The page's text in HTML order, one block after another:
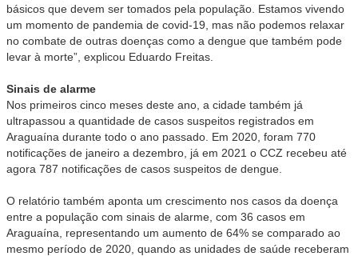
básicos que devem ser tomados pela população. Estamos vivendo
um momento de pandemia de covid-19, mas não podemos relaxar
no combate de outras doenças como a dengue que também pode
levar à morte”, explicou Eduardo Freitas.
Sinais de alarme
Nos primeiros cinco meses deste ano, a cidade também já
ultrapassou a quantidade de casos suspeitos registrados em
Araguaína durante todo o ano passado. Em 2020, foram 770
notificações de janeiro a dezembro, já em 2021 o CCZ recebeu até
agora 787 notificações de casos suspeitos de dengue.
O relatório também aponta um crescimento nos casos da doença
entre a população com sinais de alarme, com 36 casos em
Araguaína, representando um aumento de 64% se comparado ao
mesmo período de 2020, quando as unidades de saúde receberam